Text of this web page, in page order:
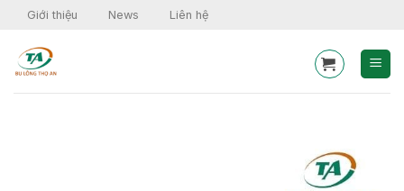
Skip
content
Giới thiệu News Liên hệ